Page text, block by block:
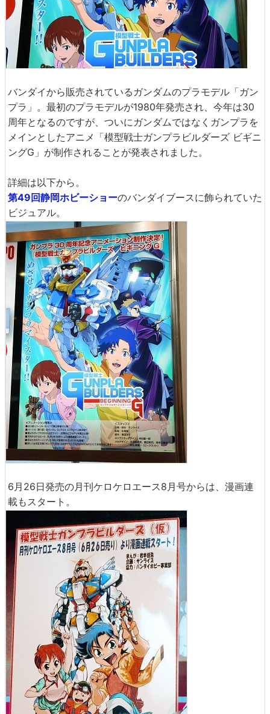
バンダイから販売されているガンダムのプラモデル「ガン
プラ」。最初のプラモデルが1980年発売され、今年は30
周年となるのですが、ついにガンダムではなくガンプラを
メインとしたアニメ「模型戦士ガンプラビルダーズ ビギニ
ングG」が制作されることが発表されました。
詳細は以下から。
第49回静岡ホビーショーのバンダイブースに飾られていた
ビジュアル。
6月26日発売の月刊ケロケロエース8月号からは、漫画連
載もスタート。